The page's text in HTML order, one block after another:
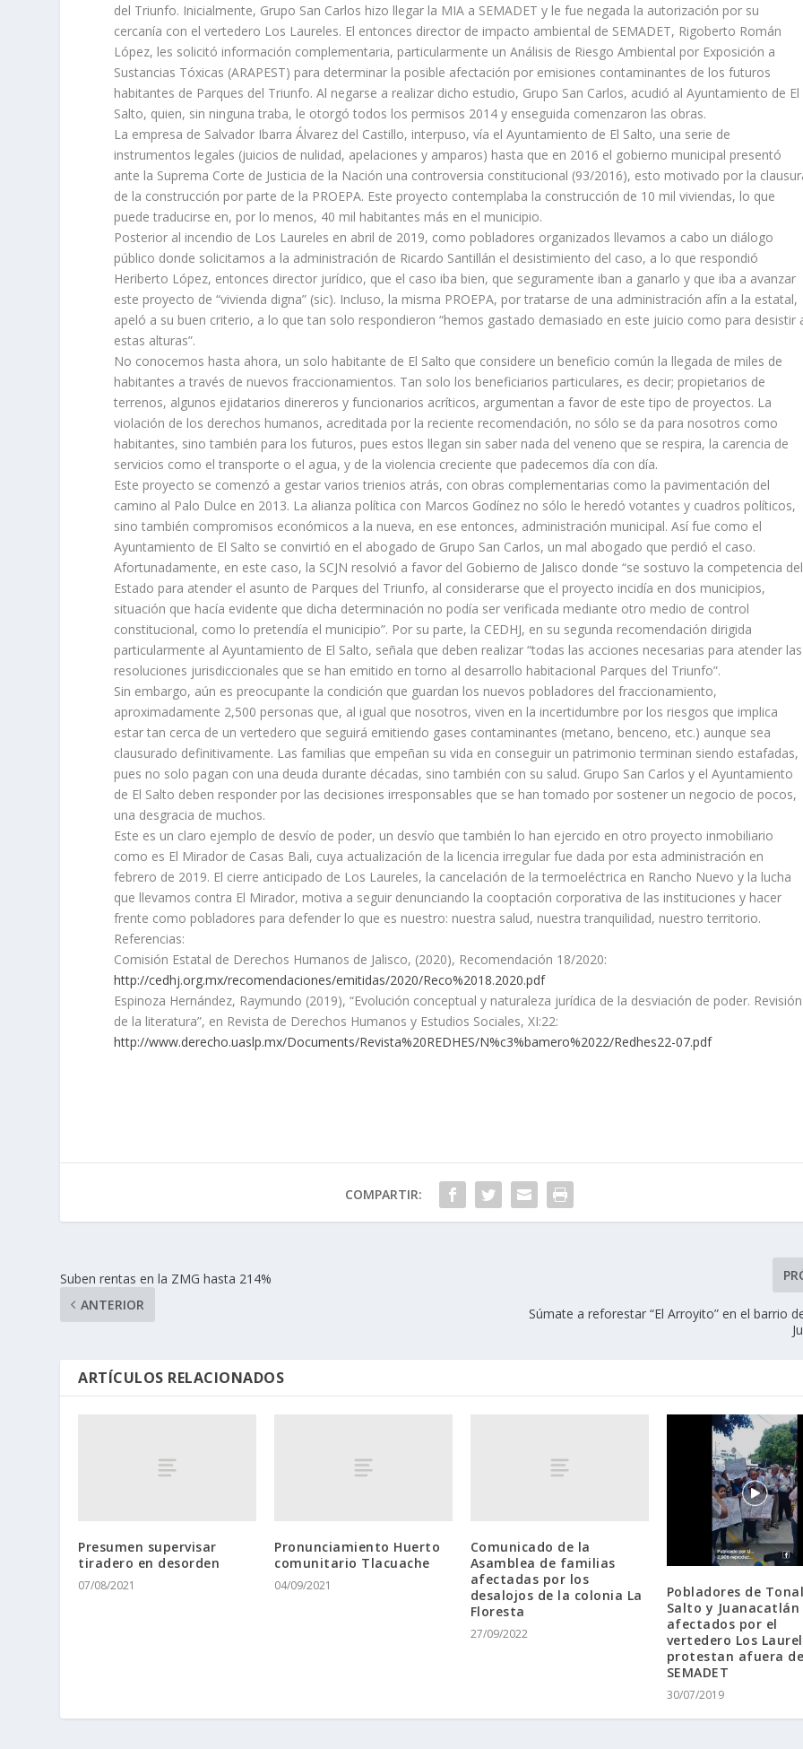
del Triunfo. Inicialmente, Grupo San Carlos hizo llegar la MIA a SEMADET y le fue negada la autorización por su
cercanía con el vertedero Los Laureles. El entonces director de impacto ambiental de SEMADET, Rigoberto Román
López, les solicitó información complementaria, particularmente un Análisis de Riesgo Ambiental por Exposición a
Sustancias Tóxicas (ARAPEST) para determinar la posible afectación por emisiones contaminantes de los futuros
habitantes de Parques del Triunfo. Al negarse a realizar dicho estudio, Grupo San Carlos, acudió al Ayuntamiento de El
Salto, quien, sin ninguna traba, le otorgó todos los permisos 2014 y enseguida comenzaron las obras.
La empresa de Salvador Ibarra Álvarez del Castillo, interpuso, vía el Ayuntamiento de El Salto, una serie de
instrumentos legales (juicios de nulidad, apelaciones y amparos) hasta que en 2016 el gobierno municipal presentó
ante la Suprema Corte de Justicia de la Nación una controversia constitucional (93/2016), esto motivado por la
de la construcción por parte de la PROEPA. Este proyecto contemplaba la construcción de 10 mil viviendas, lo que
puede traducirse en, por lo menos, 40 mil habitantes más en el municipio.
Posterior al incendio de Los Laureles en abril de 2019, como pobladores organizados llevamos a cabo un diálogo
público donde solicitamos a la administración de Ricardo Santillán el desistimiento del caso, a lo que respondió
Heriberto López, entonces director jurídico, que el caso iba bien, que seguramente iban a ganarlo y que iba a avanzar
este proyecto de “vivienda digna” (sic). Incluso, la misma PROEPA, por tratarse de una administración afín a la estatal,
apeló a su buen criterio, a lo que tan solo respondieron “hemos gastado demasiado en este juicio como para desistir
estas alturas”.
No conocemos hasta ahora, un solo habitante de El Salto que considere un beneficio común la llegada de miles de
habitantes a través de nuevos fraccionamientos. Tan solo los beneficiarios particulares, es decir; propietarios de
terrenos, algunos ejidatarios dinereros y funcionarios acríticos, argumentan a favor de este tipo de proyectos. La
violación de los derechos humanos, acreditada por la reciente recomendación, no sólo se da para nosotros como
habitantes, sino también para los futuros, pues estos llegan sin saber nada del veneno que se respira, la carencia de
servicios como el transporte o el agua, y de la violencia creciente que padecemos día con día.
Este proyecto se comenzó a gestar varios trienios atrás, con obras complementarias como la pavimentación del
camino al Palo Dulce en 2013. La alianza política con Marcos Godínez no sólo le heredó votantes y cuadros políticos,
sino también compromisos económicos a la nueva, en ese entonces, administración municipal. Así fue como el
Ayuntamiento de El Salto se convirtió en el abogado de Grupo San Carlos, un mal abogado que perdió el caso.
Afortunadamente, en este caso, la SCJN resolvió a favor del Gobierno de Jalisco donde “se sostuvo la competencia del
Estado para atender el asunto de Parques del Triunfo, al considerarse que el proyecto incidía en dos municipios,
situación que hacía evidente que dicha determinación no podía ser verificada mediante otro medio de control
constitucional, como lo pretendía el municipio”. Por su parte, la CEDHJ, en su segunda recomendación dirigida
particularmente al Ayuntamiento de El Salto, señala que deben realizar “todas las acciones necesarias para atender las
resoluciones jurisdiccionales que se han emitido en torno al desarrollo habitacional Parques del Triunfo”.
Sin embargo, aún es preocupante la condición que guardan los nuevos pobladores del fraccionamiento,
aproximadamente 2,500 personas que, al igual que nosotros, viven en la incertidumbre por los riesgos que implica
estar tan cerca de un vertedero que seguirá emitiendo gases contaminantes (metano, benceno, etc.) aunque sea
clausurado definitivamente. Las familias que empeñan su vida en conseguir un patrimonio terminan siendo estafadas,
pues no solo pagan con una deuda durante décadas, sino también con su salud. Grupo San Carlos y el Ayuntamiento
de El Salto deben responder por las decisiones irresponsables que se han tomado por sostener un negocio de pocos,
una desgracia de muchos.
Este es un claro ejemplo de desvío de poder, un desvío que también lo han ejercido en otro proyecto inmobiliario
como es El Mirador de Casas Bali, cuya actualización de la licencia irregular fue dada por esta administración en
febrero de 2019. El cierre anticipado de Los Laureles, la cancelación de la termoeléctrica en Rancho Nuevo y la lucha
que llevamos contra El Mirador, motiva a seguir denunciando la cooptación corporativa de las instituciones y hacer
frente como pobladores para defender lo que es nuestro: nuestra salud, nuestra tranquilidad, nuestro territorio.
Referencias:
Comisión Estatal de Derechos Humanos de Jalisco, (2020), Recomendación 18/2020:
http://cedhj.org.mx/recomendaciones/emitidas/2020/Reco%2018.2020.pdf
Espinoza Hernández, Raymundo (2019), “Evolución conceptual y naturaleza jurídica de la desviación de poder. Revisión
de la literatura”, en Revista de Derechos Humanos y Estudios Sociales, XI:22:
http://www.derecho.uaslp.mx/Documents/Revista%20REDHES/N%c3%bamero%2022/Redhes22-07.pdf
COMPARTIR:
Suben rentas en la ZMG hasta 214%
ANTERIOR
Súmate a reforestar “El Arroyito” en el barrio
ARTÍCULOS RELACIONADOS
Presumen supervisar
tiradero en desorden
07/08/2021
Pronunciamiento Huerto
comunitario Tlacuache
04/09/2021
Comunicado de la
Asamblea de familias
afectadas por los
desalojos de la colonia La
Floresta
27/09/2022
Pobladores de
Salto y Juanacatlán
afectados por el
vertedero Los
protestan afuera
SEMADET
30/07/2019